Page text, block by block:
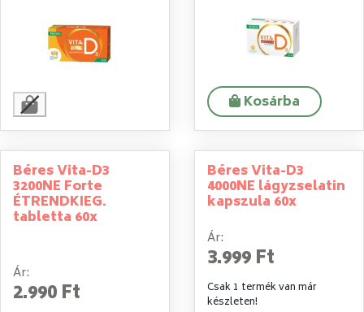
Kosárba
Béres Vita-D3
3200NE Forte
ÉTRENDKIEG.
tabletta 60x
Ár:
2.990 Ft
Béres Vita-D3
4000NE lágyzselatin
kapszula 60x
Ár:
3.999 Ft
Csak 1 termék van már
készleten!